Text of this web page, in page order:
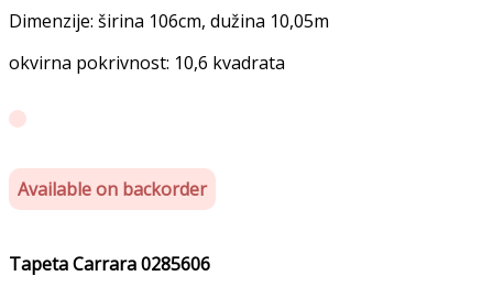
Dimenzije: širina 106cm, dužina 10,05m
okvirna pokrivnost: 10,6 kvadrata
Available on backorder
Tapeta Carrara 0285606